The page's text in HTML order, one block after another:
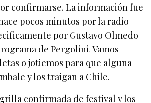
confirmarse. La información fue
pocos minutos por la radio
por Gustavo Olmedo
de Pergolini. Vamos
o jotiemos para que alguna
y los traigan a Chile.
confirmada de festival y los